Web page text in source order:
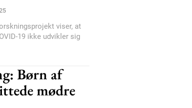
viser, at
19 ikke udvikler sig
Børn af
mødre